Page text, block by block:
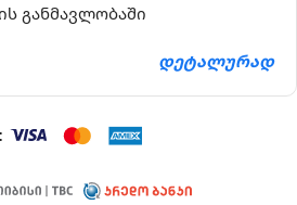
განმავლობაში
დეტალურად